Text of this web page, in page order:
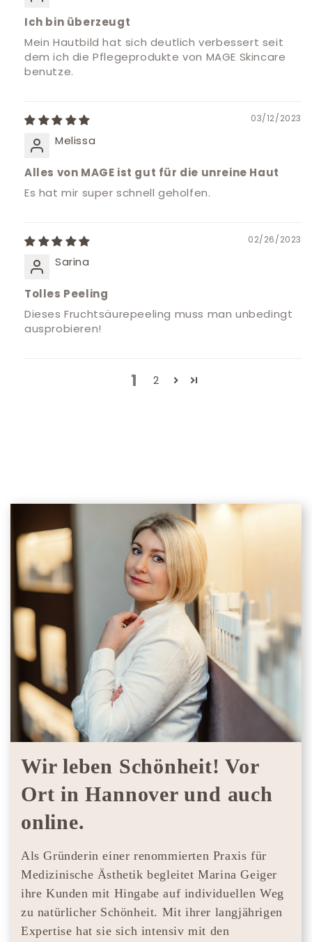
Ich bin überzeugt
Mein Hautbild hat sich deutlich verbessert seit
dem ich die Pflegeprodukte von MAGE Skincare
benutze.
03/12/2023
Melissa
Alles von MAGE ist gut für die unreine Haut
Es hat mir super schnell geholfen.
02/26/2023
Sarina
Tolles Peeling
Dieses Fruchtsäurepeeling muss man unbedingt
ausprobieren!
1 2
Wir leben Schönheit! Vor
Ort in Hannover und auch
online.
Als Gründerin einer renommierten Praxis für
Medizinische Ästhetik begleitet Marina Geiger
ihre Kunden mit Hingabe auf individuellen Weg
zu natürlicher Schönheit. Mit ihrer langjährigen
Expertise hat sie sich intensiv mit den